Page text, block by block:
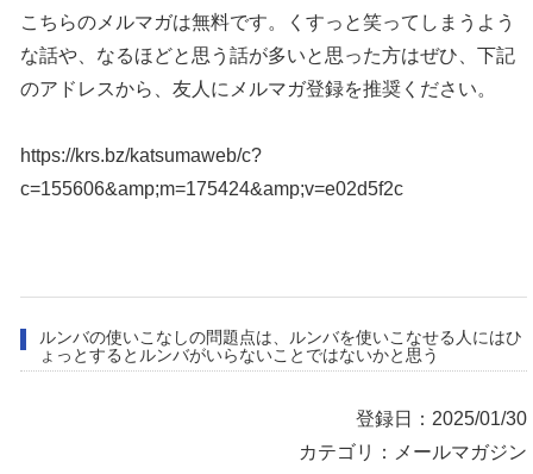
こちらのメルマガは無料です。くすっと笑ってしまうよう
な話や、なるほどと思う話が多いと思った方はぜひ、下記
のアドレスから、友人にメルマガ登録を推奨ください。
https://krs.bz/katsumaweb/c?
c=155606&amp;m=175424&amp;v=e02d5f2c
ルンバの使いこなしの問題点は、ルンバを使いこなせる人にはひ
ょっとするとルンバがいらないことではないかと思う
登録日：2025/01/30
カテゴリ：メールマガジン